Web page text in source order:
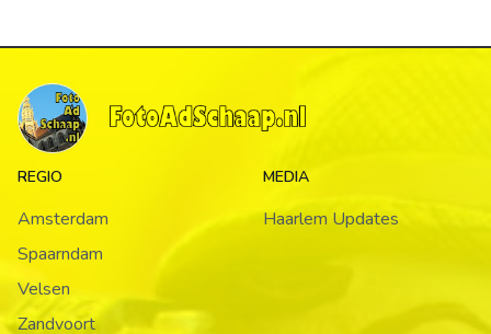
REGIO
Amsterdam
Spaarndam
Velsen
Zandvoort
MEDIA
Haarlem Updates